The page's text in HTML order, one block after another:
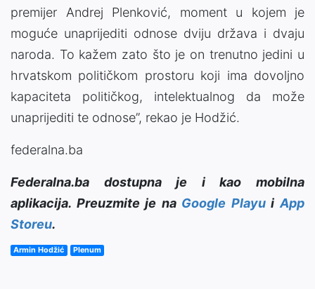
premijer Andrej Plenković, moment u kojem je
moguće unaprijediti odnose dviju država i dvaju
naroda. To kažem zato što je on trenutno jedini u
hrvatskom političkom prostoru koji ima dovoljno
kapaciteta političkog, intelektualnog da može
unaprijediti te odnose”, rekao je Hodžić.
federalna.ba
Federalna.ba dostupna je i kao mobilna
aplikacija. Preuzmite je na Google PlayuiApp
Storeu.
Armin Hodžić Plenum